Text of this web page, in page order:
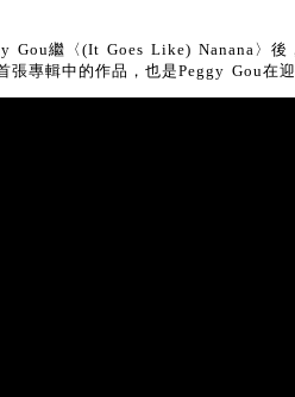
繼〈(It Goes Like) Nanana〉後
專輯中的作品，也是Peggy Gou在迎